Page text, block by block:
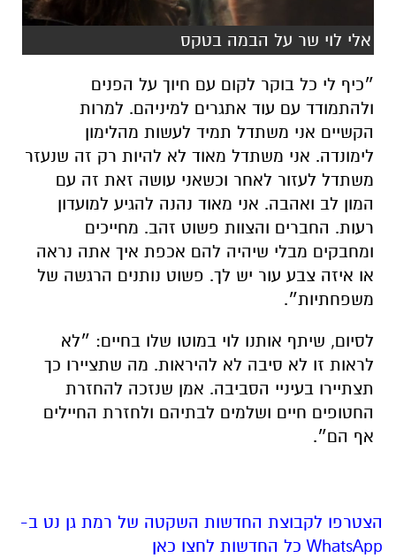
אלי לוי שר על הבמה בטקס
״כיף לי כל בוקר לקום עם חיוך על הפנים
ולהתמודד עם עוד אתגרים למיניהם. למרות
הקשיים אני משתדל תמיד לעשות מהלימון
לימונדה. אני משתדל מאוד לא להיות רק זה שנעזר
משתדל לעזור לאחר וכשאני עושה זאת זה עם
המון לב ואהבה. אני מאוד נהנה להגיע למועדון
רעות. החברים והצוות פשוט זהב. מחייכים
ומחבקים מבלי שיהיה להם אכפת איך אתה נראה
או איזה צבע עור יש לך. פשוט נותנים הרגשה של
משפחתיות״.
לסיום, שיתף אותנו לוי במוטו שלו בחיים: ״לא
לראות זו לא סיבה לא להיראות. מה שתציירו כך
תצתיירו בעיניי הסביבה. אמן שנזכה להחזרת
החטופים חיים ושלמים לבתיהם ולחזרת החיילים
אף הם״.
הצטרפו לקבוצת החדשות השקטה של רמת גן נט ב-
WhatsApp כל החדשות לחצו כאן